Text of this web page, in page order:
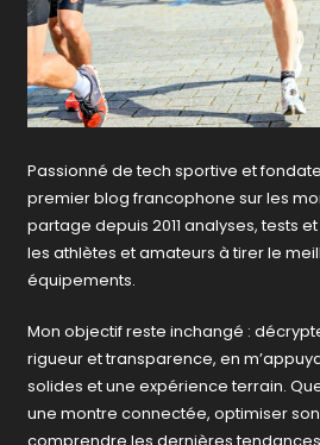
Passionné de tech sportive et
premier blog francophone sur les
partage depuis 2011 analyses, tests
les athlètes et amateurs à tirer le
équipements.
Mon objectif reste inchangé :
rigueur et transparence, en
solides et une expérience terrain.
une montre connectée, optimiser
comprendre les dernières